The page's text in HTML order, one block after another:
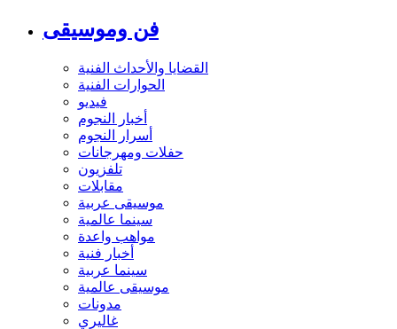
فن وموسيقى
القضايا والأحداث الفنية
الحوارات الفنية
فيديو
أخبار النجوم
أسرار النجوم
حفلات ومهرجانات
تلفزيون
مقابلات
موسيقى عربية
سينما عالمية
مواهب واعدة
أخبار فنية
سينما عربية
موسيقى عالمية
مدونات
غاليري